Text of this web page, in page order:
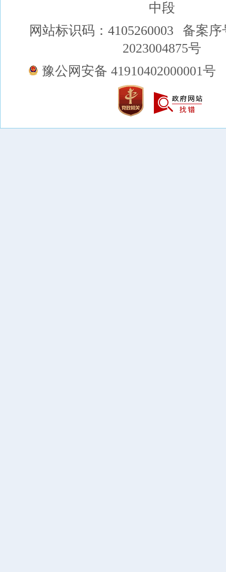
中段
网站标识码：4105260003
备案序
2023004875号
豫公网安备 41910402000001号